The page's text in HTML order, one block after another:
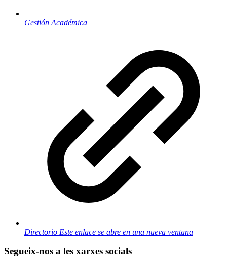
Gestión Académica
Directorio Este enlace se abre en una nueva ventana
Segueix-nos a les xarxes socials